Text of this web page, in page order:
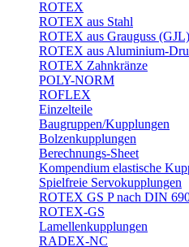
ROTEX
ROTEX aus Stahl
ROTEX aus Grauguss (GJL)
ROTEX aus Aluminium-
ROTEX Zahnkränze
POLY-NORM
ROFLEX
Einzelteile
Baugruppen/Kupplungen
Bolzenkupplungen
Berechnungs-Sheet
Kompendium elastische
Spielfreie Servokupplungen
ROTEX GS P nach DIN
ROTEX-GS
Lamellenkupplungen
RADEX-NC